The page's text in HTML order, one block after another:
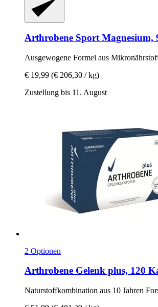
Arthrobene Sport Magnesium,
Ausgewogene Formel aus
€ 19,99 (€ 206,30 / kg)
Zustellung bis 11. August
2 Optionen
Arthrobene Gelenk plus, 120
Naturstoffkombination aus 10 Jahren